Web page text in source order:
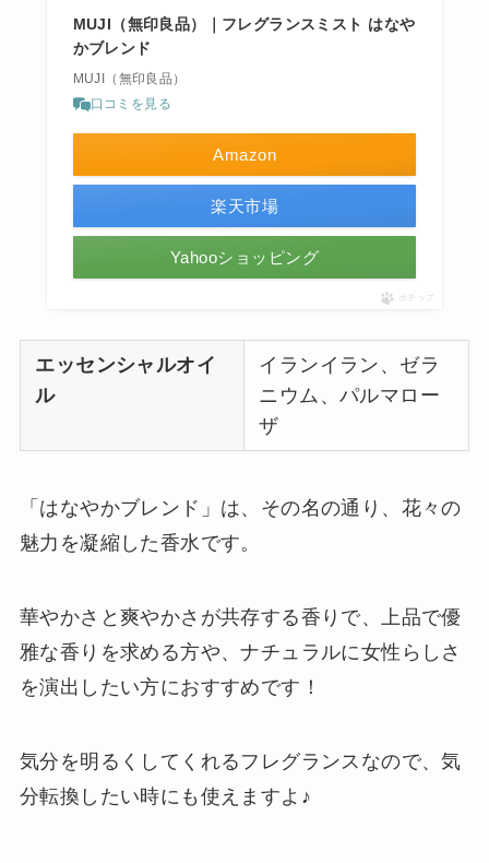
MUJI（無印良品）｜フレグランスミスト はなや
かブレンド
MUJI（無印良品）
口コミを見る
Amazon
楽天市場
Yahooショッピング
ポチップ
エッセンシャルオイ
ル
イランイラン、ゼラ
ニウム、パルマロー
ザ
「はなやかブレンド」は、その名の通り、花々の
魅力を凝縮した香水です。
華やかさと爽やかさが共存する香りで、上品で優
雅な香りを求める方や、ナチュラルに女性らしさ
を演出したい方におすすめです！
気分を明るくしてくれるフレグランスなので、気
分転換したい時にも使えますよ♪